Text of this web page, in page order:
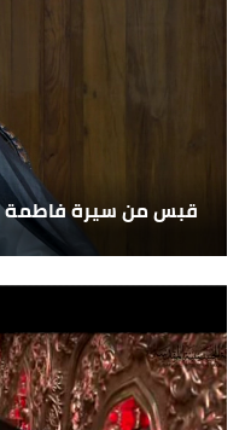
قبس من سيرة فاطمة